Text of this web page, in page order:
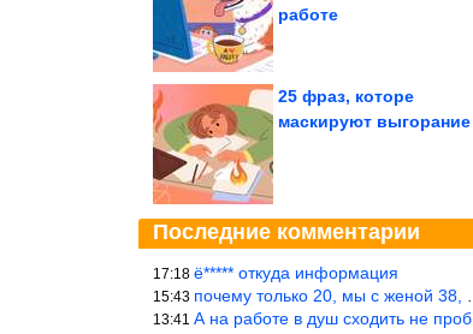
работе
25 фраз, которе
маскируют выгорание
Последние комментарии
17:18 ё***** откуда информация
15:43 почему только 20, мы с женой 38, называется ртутной свадьбой, гр
13:41 А на работе в душ сходить не пробовали?